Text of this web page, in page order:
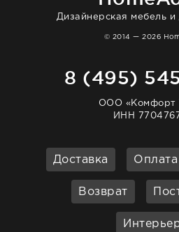
Дизайнерская мебель и
© 2014 — 2026
8 (495)
ООО «Комфорт
ИНН
Доставка Оплата
Возврат